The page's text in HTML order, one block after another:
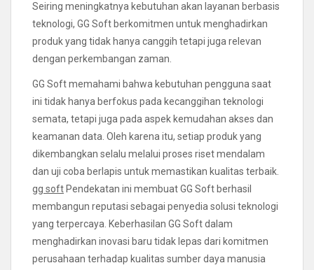
Seiring meningkatnya kebutuhan akan layanan berbasis
teknologi, GG Soft berkomitmen untuk menghadirkan
produk yang tidak hanya canggih tetapi juga relevan
dengan perkembangan zaman.
GG Soft memahami bahwa kebutuhan pengguna saat
ini tidak hanya berfokus pada kecanggihan teknologi
semata, tetapi juga pada aspek kemudahan akses dan
keamanan data. Oleh karena itu, setiap produk yang
dikembangkan selalu melalui proses riset mendalam
dan uji coba berlapis untuk memastikan kualitas terbaik.
gg soft Pendekatan ini membuat GG Soft berhasil
membangun reputasi sebagai penyedia solusi teknologi
yang terpercaya. Keberhasilan GG Soft dalam
menghadirkan inovasi baru tidak lepas dari komitmen
perusahaan terhadap kualitas sumber daya manusia